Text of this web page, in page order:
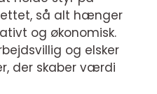
så alt hænger
og økonomisk.
og elsker
der skaber værdi